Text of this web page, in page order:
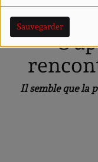
Sauvegarder
Il semble que la